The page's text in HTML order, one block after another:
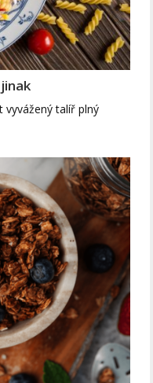
vyvážený talíř plný